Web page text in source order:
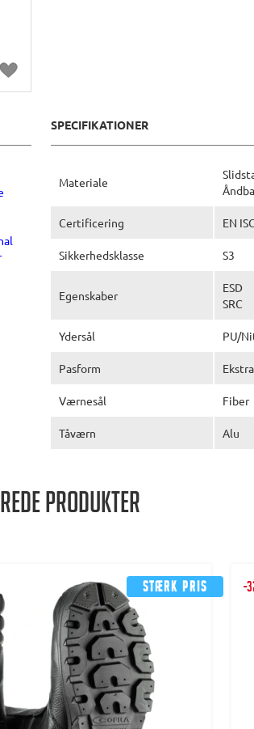
SPECIFIKATIONER
Materiale
Certificering EN
Sikkerhedsklasse S3
Egenskaber
ESD
SRC
Ydersål PU/
Pasform
Værnesål Fiber
Tåværn Alu
produkter
Stærk pris -